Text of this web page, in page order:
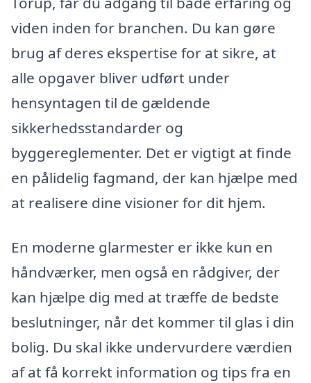
viden inden for branchen. Du kan gøre
brug af deres ekspertise for at sikre, at
alle opgaver bliver udført under
hensyntagen til de gældende
sikkerhedsstandarder og
byggereglementer. Det er vigtigt at finde
en pålidelig fagmand, der kan hjælpe med
at realisere dine visioner for dit hjem.
En moderne glarmester er ikke kun en
håndværker, men også en rådgiver, der
kan hjælpe dig med at træffe de bedste
beslutninger, når det kommer til glas i din
bolig. Du skal ikke undervurdere værdien
af at få korrekt information og tips fra en